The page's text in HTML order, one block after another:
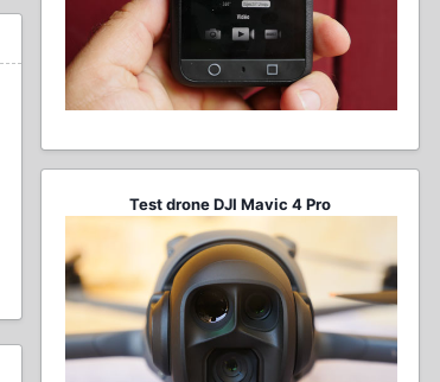
Test drone DJI Mavic 4 Pro